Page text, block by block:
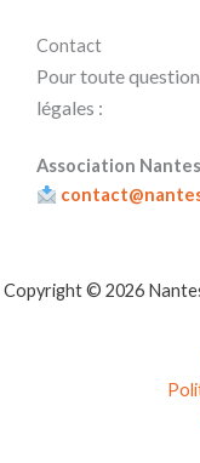
Contact
Pour toute
légales :
Association
Copyright © 2026